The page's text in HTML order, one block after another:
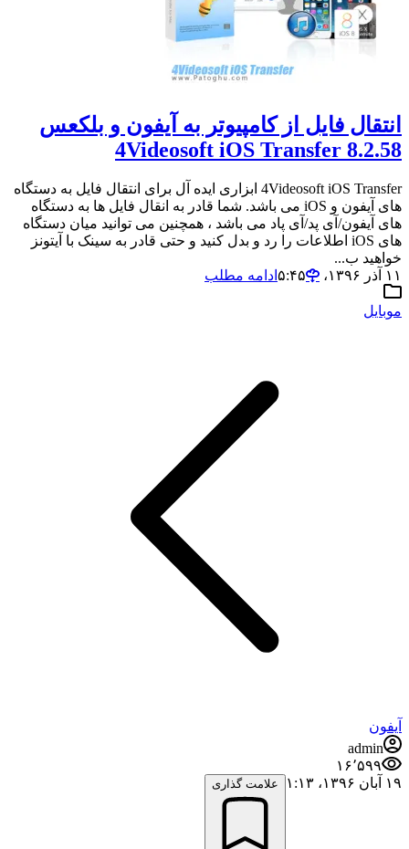
انتقال فایل از کامپیوتر به آیفون و بلکعس
4Videosoft iOS Transfer 8.2.58
4Videosoft iOS Transfer ابزاری ایده آل برای انتقال فایل به دستگاه
های آیفون و iOS می باشد. شما قادر به انقال فایل ها به دستگاه
های آیفون/آی پد/آی پاد می باشد ، همچنین می توانید میان دستگاه
های iOS اطلاعات را رد و بدل کنید و حتی قادر به سینک با آیتونز
خواهید ب...
۱۱ آذر ۱۳۹۶،‏ ۵:۴۵
ادامه مطلب
موبایل
آیفون
admin
۱۶٬۵۹۹
۱۹ آبان ۱۳۹۶،‏ ۱:۱۳
علامت گذاری